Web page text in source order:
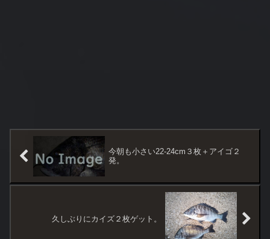
今朝も小さい22-24cm３枚＋アイゴ２
発。
久しぶりにカイズ２枚ゲット。